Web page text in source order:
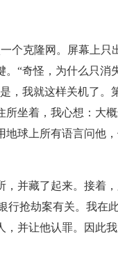
个克隆网。屏幕上只
“奇怪，为什么只消
，我就这样关机了。
坐着，我心想：大
地球上所有语言问他
并藏了起来。接着
行抢劫案有关。我在
并让他认罪。因此